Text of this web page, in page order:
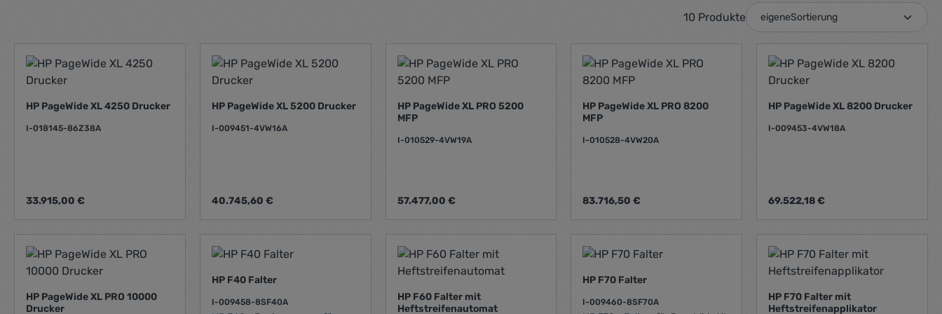
10 Produkte
HP PageWide XL 4250 Drucker
I-018145-86Z38A
Regulärer Preis:
33.915,00 €
HP PageWide XL 5200 Drucker
I-009451-4VW16A
Regulärer Preis:
40.745,60 €
HP PageWide XL PRO 5200
MFP
I-010529-4VW19A
Regulärer Preis:
57.477,00 €
Produkt Anzahl: Gib den gewünschten Wert ein oder benutze die
HP PageWide XL PRO 8200
MFP
I-010528-4VW20A
Regulärer Preis:
83.716,50 €
Produkt Anzahl: Gib den gewünschten
HP PageWide XL 8200 Drucker
I-009453-4VW18A
Regulärer Preis:
69.522,18 €
HP PageWide XL PRO 10000
Drucker
HP F40 Falter
I-009458-8SF40A
HP F60 Falter mit
Heftstreifenautomat
HP F70 Falter
I-009460-8SF70A
HP F70 Falter mit
Heftstreifenapplikator